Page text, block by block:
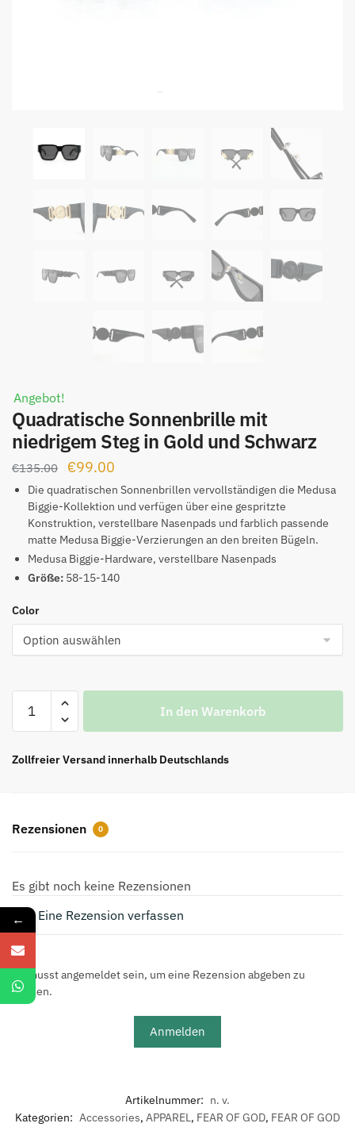
Angebot!
Quadratische Sonnenbrille mit
niedrigem Steg in Gold und Schwarz
€135.00
Ursprünglicher
Preis
war:
€135.00
€99.00
Preis
ist:
€99.00.
Die quadratischen Sonnenbrillen vervollständigen die Medusa
Biggie-Kollektion und verfügen über eine gespritzte
Konstruktion, verstellbare Nasenpads und farblich passende
matte Medusa Biggie-Verzierungen an den breiten Bügeln.
Medusa Biggie-Hardware, verstellbare Nasenpads
Größe: 58-15-140
Color
Quadratische
Sonnenbrille
niedrigem
und
In den Warenkorb
Zollfreier Versand innerhalb Deutschlands
Rezensionen 0
Es gibt noch keine Rezensionen
Eine Rezension verfassen
Du musst angemeldet sein, um eine Rezension abgeben zu
können.
Anmelden
Artikelnummer: n. v.
Kategorien: Accessories, APPAREL, FEAR OF GOD, FEAR OF GOD
←